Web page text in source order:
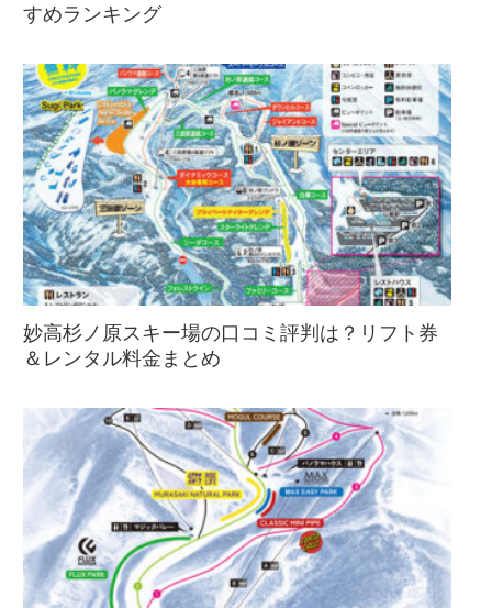
すめランキング
妙高杉ノ原スキー場の口コミ評判は？リフト券
＆レンタル料金まとめ